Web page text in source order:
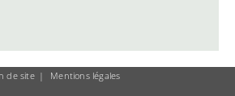
de site Mentions légales